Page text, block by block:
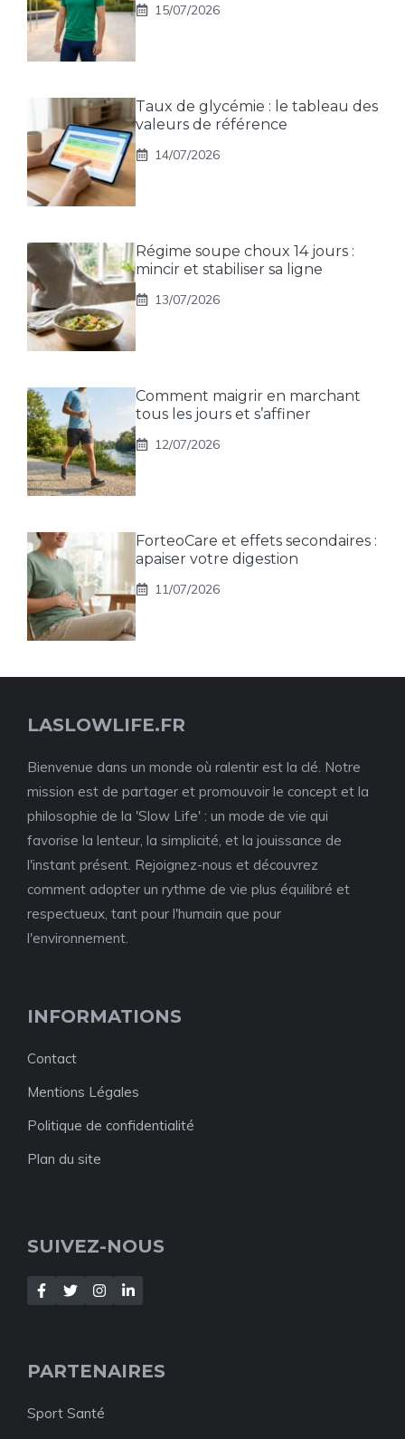
15/07/2026
Taux de glycémie : le tableau des
valeurs de référence
14/07/2026
Régime soupe choux 14 jours :
mincir et stabiliser sa ligne
13/07/2026
Comment maigrir en marchant
tous les jours et s’affiner
12/07/2026
ForteoCare et effets secondaires :
apaiser votre digestion
11/07/2026
LASLOWLIFE.FR
Bienvenue dans un monde où ralentir est la clé. Notre
mission est de partager et promouvoir le concept et la
philosophie de la 'Slow Life' : un mode de vie qui
favorise la lenteur, la simplicité, et la jouissance de
l'instant présent. Rejoignez-nous et découvrez
comment adopter un rythme de vie plus équilibré et
respectueux, tant pour l'humain que pour
l'environnement.
INFORMATIONS
Contact
Mentions Légales
Politique de confidentialité
Plan du site
SUIVEZ-NOUS
PARTENAIRES
Sport Santé